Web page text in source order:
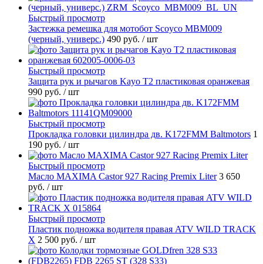
Быстрый просмотр
Застежка ремешка для мотобот Scoyco MBM009
(черный, универс.) 490 руб. / шт
Быстрый просмотр
Защита рук и рычагов Kayo T2 пластиковая оранжевая
990 руб. / шт
Быстрый просмотр
Прокладка головки цилиндра дв. K172FMM Baltmotors 1
190 руб. / шт
Быстрый просмотр
Масло MAXIMA Castor 927 Racing Premix Liter 3 650
руб. / шт
Быстрый просмотр
Пластик подножка водителя правая ATV WILD TRACK
X 2 500 руб. / шт